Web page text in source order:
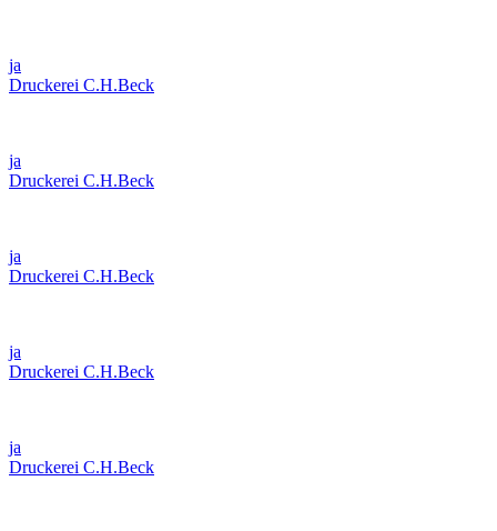
ja
Druckerei C.H.Beck
ja
Druckerei C.H.Beck
ja
Druckerei C.H.Beck
ja
Druckerei C.H.Beck
ja
Druckerei C.H.Beck